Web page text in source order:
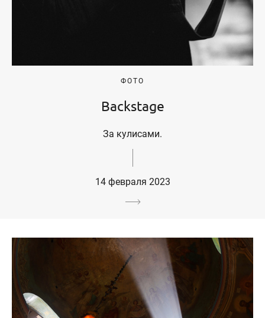
ФОТО
Backstage
За кулисами.
14 февраля 2023